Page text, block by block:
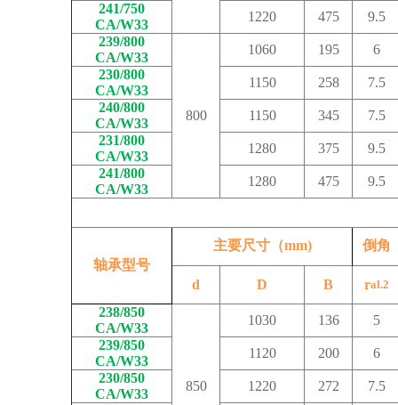
241/750
CA/W33
1220 475
9.5
239/800
CA/W33
800
1060 195
6
230/800
CA/W33
1150 258
7.5
240/800
CA/W33
1150 345
7.5
231/800
CA/W33
1280 375
9.5
241/800
CA/W33
1280 475 9.5
轴承型号
主要尺寸（mm) 倒角
d D B ral.2
238/850
CA/W33
850
1030 136
5
239/850
CA/W33
1120 200
6
230/850
CA/W33
1220 272
7.5